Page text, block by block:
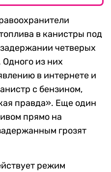
в канистры под
четверых
из них
в интернете и
с бензином,
правда». Еще один
прямо на
грозят
режим